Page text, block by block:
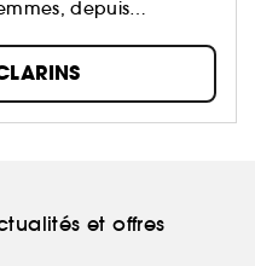
depuis
à Paris en 1954.
haut de
et offres